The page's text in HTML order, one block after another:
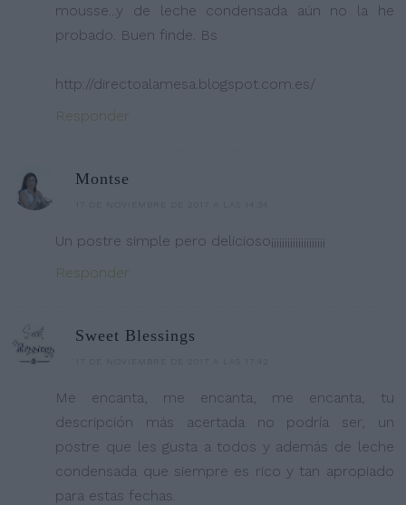
mousse...y de leche condensada aún no la he
probado. Buen finde. Bs
http://directoalamesa.blogspot.com.es/
Responder
Montse
Un postre simple pero delicioso¡¡¡¡¡¡¡¡¡¡¡¡¡¡¡¡¡¡¡¡
Responder
Sweet Blessings
Me encanta, me encanta, me encanta, tu
descripción más acertada no podría ser, un
postre que les gusta a todos y además de leche
condensada que siempre es rico y tan apropiado
para estas fechas.